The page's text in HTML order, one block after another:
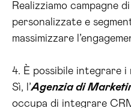
Realizziamo campagne
personalizzate e
massimizzare
4. È possibile integrare
Sì, l’Agenzia di
occupa di integrare